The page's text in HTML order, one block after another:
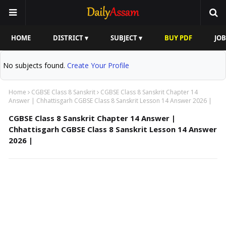
HOME DISTRICT ▾ SUBJECT ▾ BUY PDF
No subjects found. Create Your Profile
Home CGBSE Class 8 Sanskrit
CGBSE Class 8 Sanskrit Chapter 14
Answer | Chhattisgarh CGBSE Class 8 Sanskrit Lesson 14 Answer 2026 |
CGBSE Class 8 Sanskrit Chapter 14 Answer |
Chhattisgarh CGBSE Class 8 Sanskrit Lesson 14 Answer
2026 |